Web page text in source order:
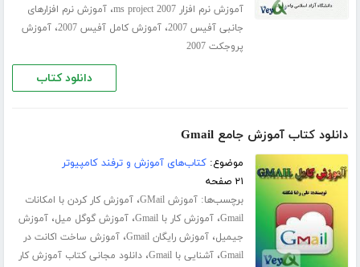
آموزش نرم افزار ms project 2007 ،آموزش نرم افزارهای
جانبی آفیس 2007
،آموزش کامل آفیس 2007 ،آموزش
پروجکت 2007
دانلود کتاب
دانلود کتاب آموزش جامع Gmail
موضوع:کتاب‌های آموزش و ترفند کامپیوتر
۲۱ صفحه
برچسب‌ها:آموزش GMail ،آموزش کار کردن با امکانات
Gmail،آموزش کار با Gmail ،آموزش گوگل میل،آموزش
جیمیل،آموزش رایگان Gmail ،آموزش ساخت اکانت در
Gmail،آشنایی با Gmail ،دانلود مجانی کتاب آموزش کار